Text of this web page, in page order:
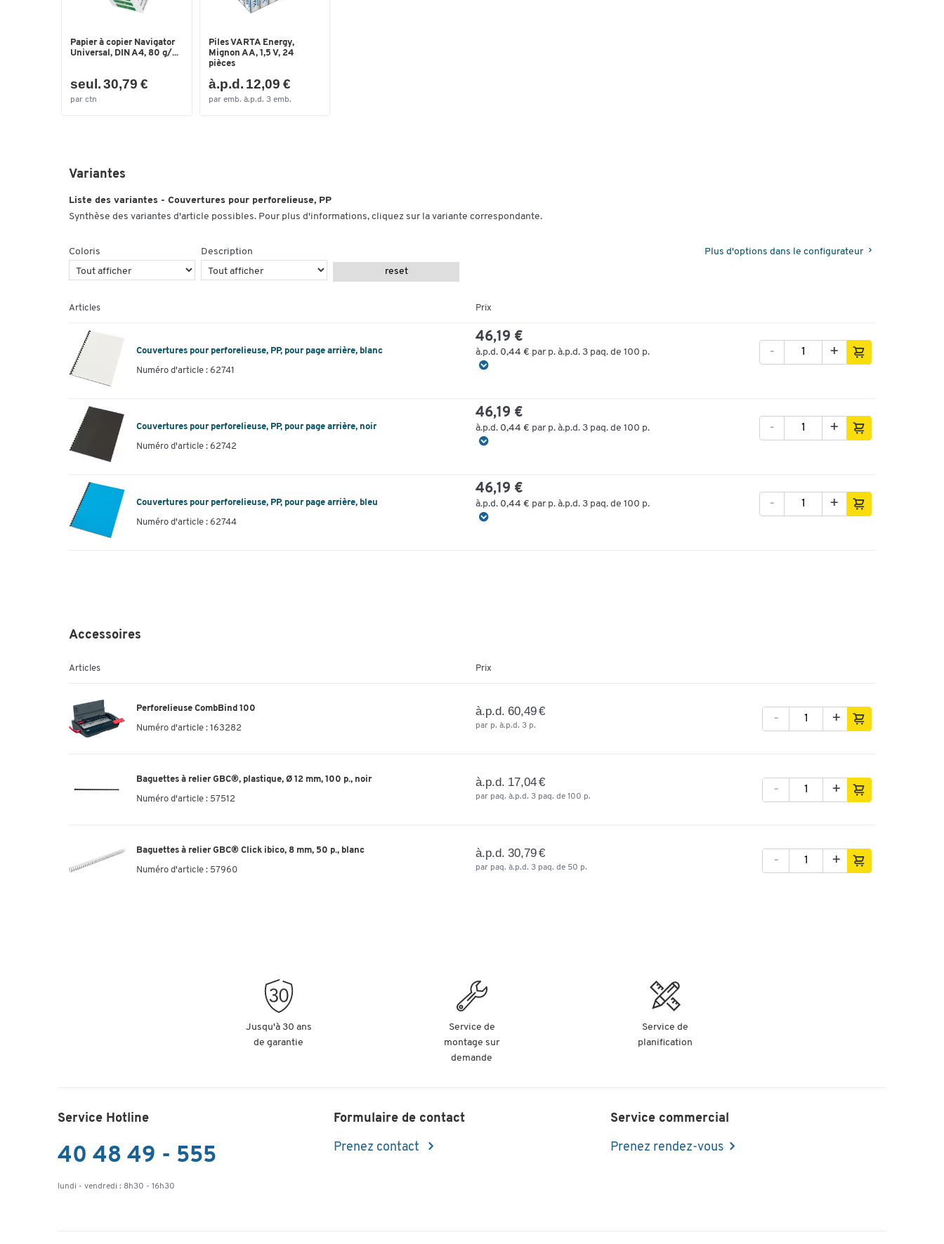
Papier à copier Navigator
Universal, DIN A4, 80 g/...
seul. 30,79 €
par ctn
Piles VARTA Energy,
Mignon AA, 1,5 V, 24
pièces
à.p.d. 12,09 €
par emb. à.p.d. 3 emb.
Variantes
Liste des variantes - Couvertures pour perforelieuse, PP
Synthèse des variantes d'article possibles. Pour plus d'informations, cliquez sur la variante correspondante.
Coloris
Description
reset
Plus d'options dans le configurateur
Articles Prix
Couvertures pour perforelieuse, PP, pour page arrière, blanc
Numéro d'article : 62741
46,19 €
à.p.d. 0,44 € par p. à.p.d. 3 paq. de 100 p. +
-
Couvertures pour perforelieuse, PP, pour page arrière, noir
Numéro d'article : 62742
46,19 €
à.p.d. 0,44 € par p. à.p.d. 3 paq. de 100 p. +
-
Couvertures pour perforelieuse, PP, pour page arrière, bleu
Numéro d'article : 62744
46,19 €
à.p.d. 0,44 € par p. à.p.d. 3 paq. de 100 p. +
-
Accessoires
Articles Prix
Perforelieuse CombBind 100
Numéro d'article : 163282
à.p.d. 60,49 €
par p. à.p.d. 3 p.
- +
Baguettes à relier GBC®, plastique, Ø 12 mm, 100 p., noir
Numéro d'article : 57512
à.p.d. 17,04 €
par paq. à.p.d. 3 paq. de 100 p.
- +
Baguettes à relier GBC® Click ibico, 8 mm, 50 p., blanc
Numéro d'article : 57960
à.p.d. 30,79 €
par paq. à.p.d. 3 paq. de 50 p.
- +
Jusqu'à 30 ans
de garantie
Service de
montage sur
demande
Service de
planification
Service Hotline
40 48 49 - 555
lundi - vendredi : 8h30 - 16h30
Formulaire de contact
Prenez contact
Service commercial
Prenez rendez-vous